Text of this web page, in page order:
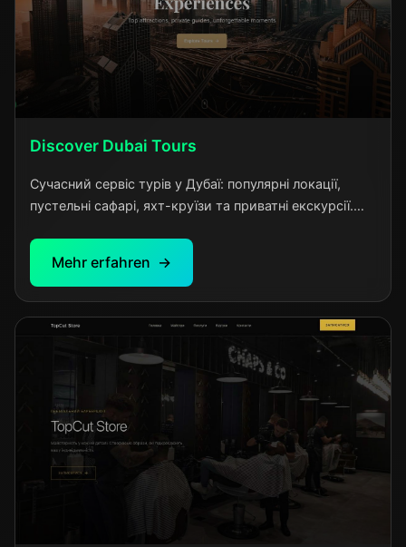
Discover Dubai Tours
Сучасний сервіс турів у Дубаї: популярні локації,
пустельні сафарі, яхт-круїзи та приватні екскурсії.
незабутні враження для кожного туриста.
Mehr erfahren